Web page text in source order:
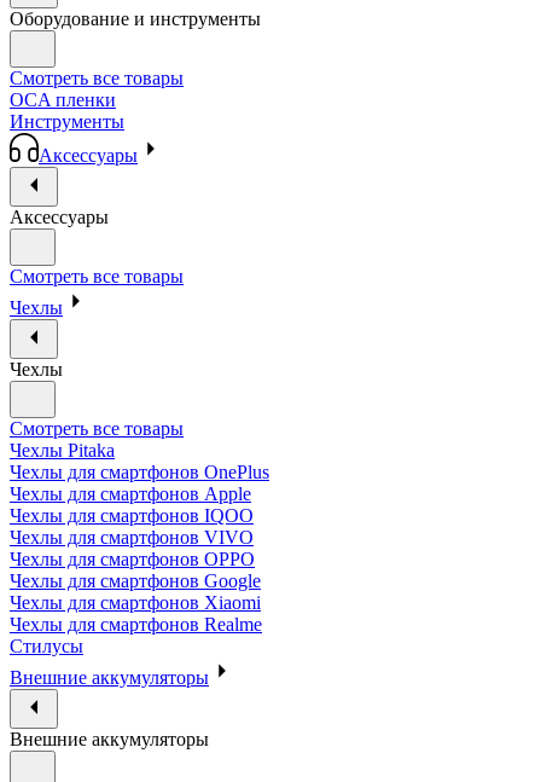
Оборудование и инструменты
Смотреть все товары
OCA пленки
Инструменты
Аксессуары
Аксессуары
Смотреть все товары
Чехлы
Чехлы
Смотреть все товары
Чехлы Pitaka
Чехлы для смартфонов OnePlus
Чехлы для смартфонов Apple
Чехлы для смартфонов IQOO
Чехлы для смартфонов VIVO
Чехлы для смартфонов OPPO
Чехлы для смартфонов Google
Чехлы для смартфонов Xiaomi
Чехлы для смартфонов Realme
Стилусы
Внешние аккумуляторы
Внешние аккумуляторы